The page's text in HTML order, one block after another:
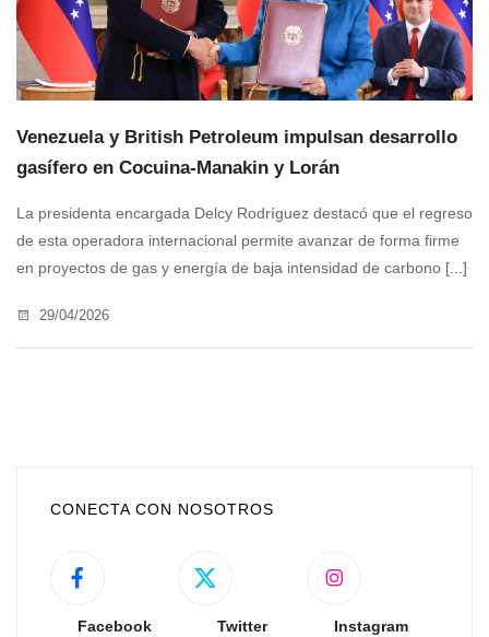
Venezuela y British Petroleum impulsan desarrollo
gasífero en Cocuina-Manakin y Lorán
La presidenta encargada Delcy Rodríguez destacó que el regreso
de esta operadora internacional permite avanzar de forma firme
en proyectos de gas y energía de baja intensidad de carbono [...]
29/04/2026
CONECTA CON NOSOTROS
Facebook Twitter Instagram